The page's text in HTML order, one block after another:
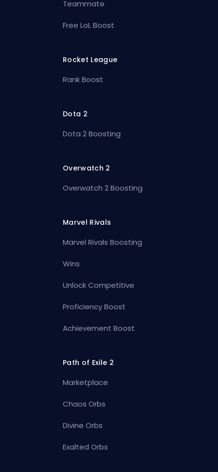
Teammate
Free LoL Boost
Rocket League
Rank Boost
Dota 2
Dota 2 Boosting
Overwatch 2
Overwatch 2 Boosting
Marvel Rivals
Marvel Rivals Boosting
Wins
Unlock Competitive
Proficiency Boost
Achievement Boost
Path of Exile 2
Marketplace
Chaos Orbs
Divine Orbs
Exalted Orbs